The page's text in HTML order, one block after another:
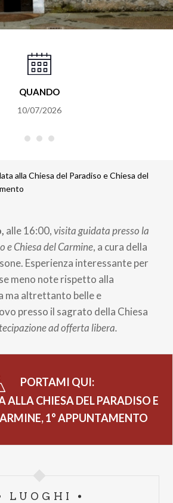
QUANDO
10/07/2026
alla Chiesa del Paradiso e Chiesa del
alle 16:00,visita guidata presso la
e Chiesa del Carmine, a cura della
Esperienza interessante per
meno note rispetto alla
ma altrettanto belle e
presso il sagrato della Chiesa
ad offerta libera.
PORTAMI QUI:
ALLA CHIESA DEL PARADISO E
1° APPUNTAMENTO
LUOGHI